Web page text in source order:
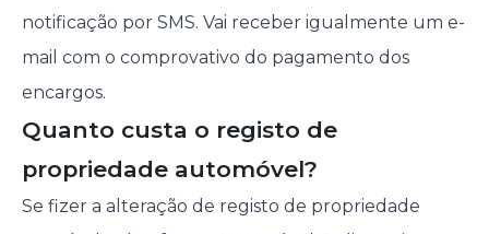
notificação por SMS. Vai receber igualmente um e-
mail com o comprovativo do pagamento dos
encargos.
Quanto custa o registo de
propriedade automóvel?
Se fizer a alteração de registo de propriedade